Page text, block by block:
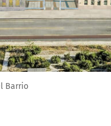
Barrio